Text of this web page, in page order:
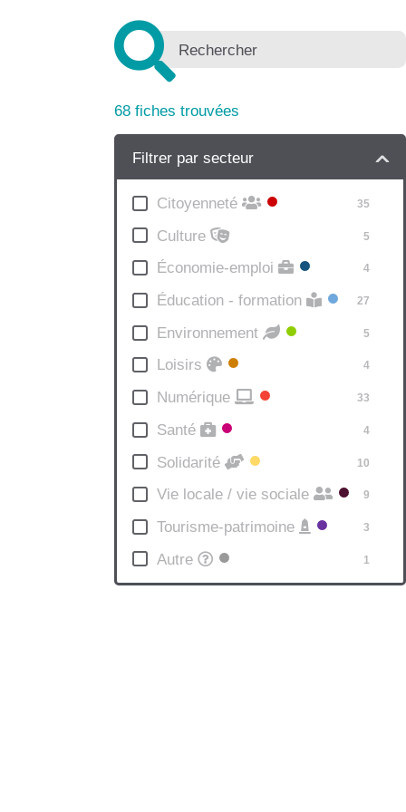
68fiches trouvées
Filtrer par secteur
Citoyenneté 35
Culture 5
Économie-emploi 4
Éducation - formation 27
Environnement 5
Loisirs 4
Numérique 33
Santé 4
Solidarité 10
Vie locale / vie sociale 9
Tourisme-patrimoine 3
Autre 1
−
©